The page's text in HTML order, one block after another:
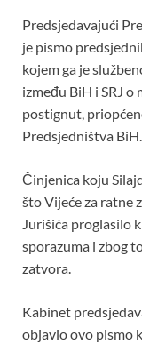
e
b
o
o
k
itt
er s
p
p
Predsjedavajući
je pismo
kojem ga je
između BiH i SRJ
postignut,
Predsjedništva BiH.
Činjenica koju
što Vijeće za ratne
Jurišića proglasilo
sporazuma i zbog
zatvora.
Kabinet
objavio ovo pismo